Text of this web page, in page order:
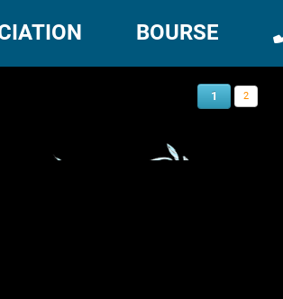
BOURSE
1 2